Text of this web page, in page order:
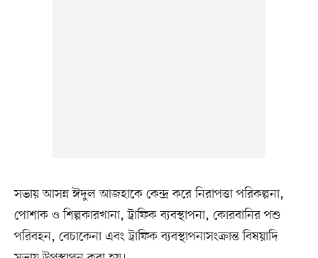
সভায় আসন্ন ঈদুল আজহাকে কেন্দ্র করে নিরাপত্তা পরিকল্পনা,
পোশাক ও শিল্পকারখানা, ট্রাফিক ব্যবস্থাপনা, কোরবানির পশু
পরিবহন, বেচাকেনা এবং ট্রাফিক ব্যবস্থাপনাসংক্রান্ত বিষয়াদি